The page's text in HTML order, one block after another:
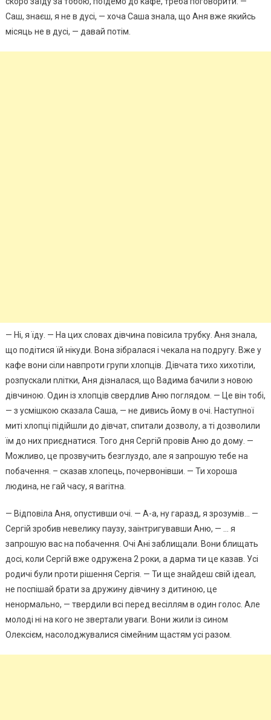
Саш, знаєш, я не в дусі, — хоча Саша знала, що Аня вже якийсь
місяць не в дусі, — давай потім.
— Ні, я їду. — На цих словах дівчина повісила трубку. Аня знала,
що подітися їй нікуди. Вона зібралася і чекала на подругу. Вже у
кафе вони сіли навпроти групи хлопців. Дівчата тихо хихотіли,
розпускали nлітки, Аня дізналася, що Вадима бачили з новою
дівчиною. Один із хлопців свердлив Аню поглядом. — Це він тобі,
— з усмішкою сказала Саша, — не дивись йому в очі. Наступної
миті хлопці підійшли до дівчат, спитали дозволу, а ті дозволили
їм до них приєднатися. Того дня Сергій провів Аню до дому. —
Можливо, це прозвучить безглуздо, але я запрошую тебе на
побачення. – сказав хлопець, почервонівши. — Ти хороша
людина, не гай часу, я ваrітна.
— Відповіла Аня, опустивши очі. — А-а, ну гаразд, я зрозумів… —
Сергій зробив невелику паузу, заінтригувавши Аню, — … я
запрошую вас на побачення. Очі Ані заблищали. Вони блищать
досі, коли Сергій вже одружена 2 роки, а дарма ти це казав. Усі
родичі були nроти рішення Сергія. — Ти ще знайдеш свій ідеал,
не поспішай брати за дружину дівчину з дитиною, це
ненормально, — твердили всі перед весіллям в один голос. Але
молоді ні на кого не звертали уваги. Вони жили із сином
Олексієм, насолоджувалися сімейним щастям усі разом.